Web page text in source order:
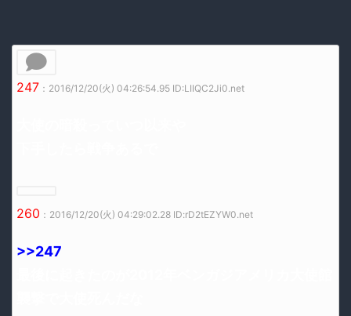
247 ：2016/12/20(火) 04:26:54.95 ID:LIIQC2Ji0.net
260 ：2016/12/20(火) 04:29:02.28 ID:rD2tEZYW0.net
>>247